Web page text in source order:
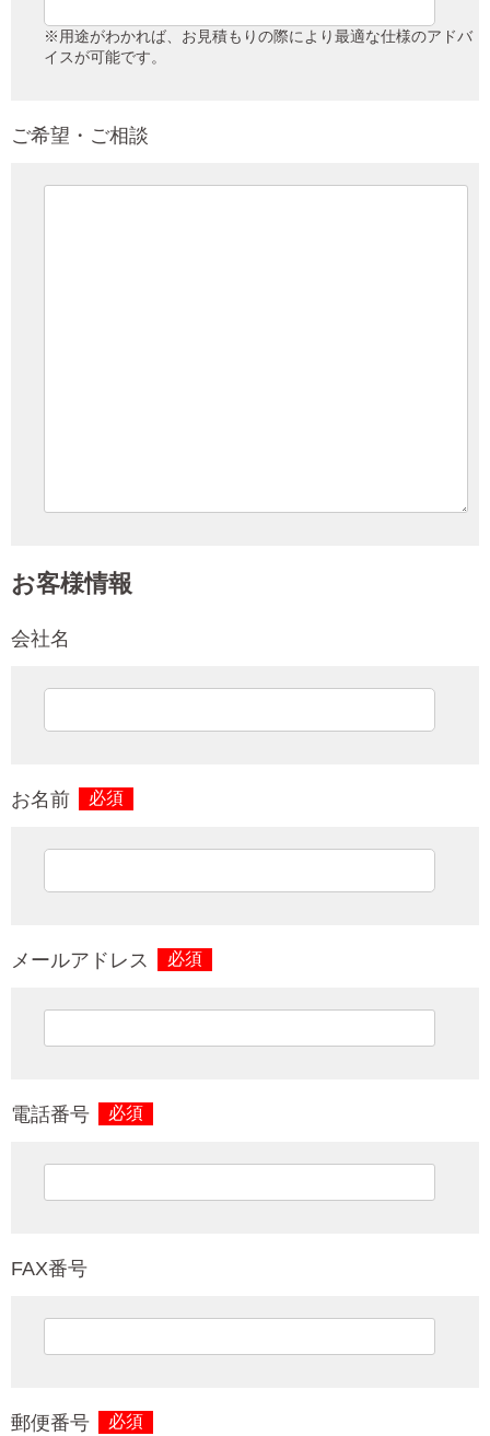
※用途がわかれば、お見積もりの際により最適な仕様のアドバ
イスが可能です。
ご希望・ご相談
お客様情報
会社名
お名前 必須
メールアドレス 必須
電話番号 必須
FAX番号
郵便番号 必須